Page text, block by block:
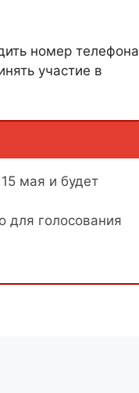
номер телефона
участие в
мая и будет
для голосования